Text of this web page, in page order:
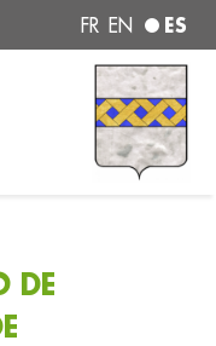
FR EN ES
DE